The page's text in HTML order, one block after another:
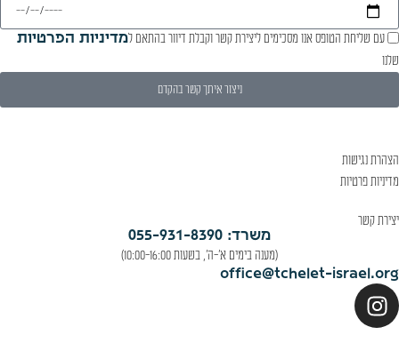
עם שליחת הטופס אנו מסכימים ליצירת קשר וקבלת דיוור בהתאם למדיניות הפרטיות
שלנו
ניצור איתך קשר בהקדם
הצהרת נגישות
מדיניות פרטיות
יצירת קשר
משרד: 055-931-8390
(מענה בימים א'-ה', בשעות 10:00-16:00)
office@tchelet-israel.org